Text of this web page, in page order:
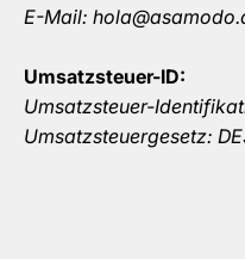
E-Mail:
Umsatzsteuer-ID:
Umsatzsteuer-
Umsatzsteuergesetz: